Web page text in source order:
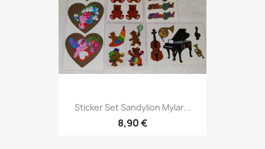
Sticker Set Sandylion Mylar...
8,90 €